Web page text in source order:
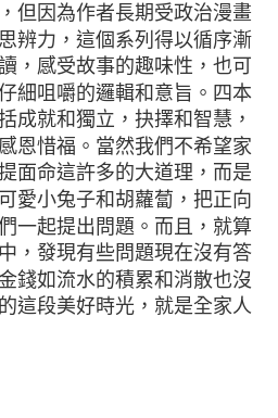
但因為作者長期受政治漫畫
辨力，這個系列得以循序漸
，感受故事的趣味性，也可
細咀嚼的邏輯和意旨。四本
成就和獨立，抉擇和智慧，
恩惜福。當然我們不希望家
面命這許多的大道理，而是
愛小兔子和胡蘿蔔，把正向
一起提出問題。而且，就算
，發現有些問題現在沒有答
錢如流水的積累和消散也沒
這段美好時光，就是全家人